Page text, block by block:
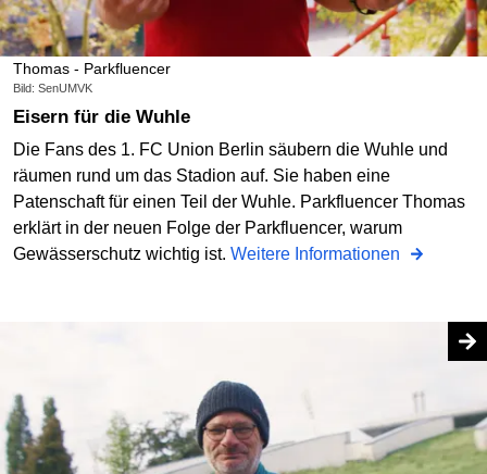
Thomas - Parkfluencer
Bild: SenUMVK
Eisern für die Wuhle
Die Fans des 1. FC Union Berlin säubern die Wuhle und
räumen rund um das Stadion auf. Sie haben eine
Patenschaft für einen Teil der Wuhle. Parkfluencer Thomas
erklärt in der neuen Folge der Parkfluencer, warum
Gewässerschutz wichtig ist. Weitere Informationen